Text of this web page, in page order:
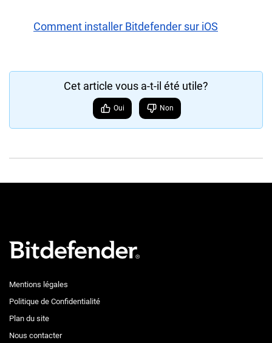
Comment installer Bitdefender sur iOS
Cet article vous a-t-il été utile?
Oui Non
Mentions légales
Politique de Confidentialité
Plan du site
Nous contacter